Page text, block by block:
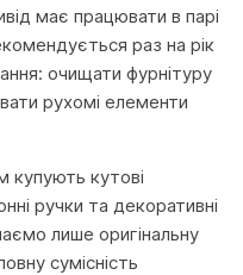
має працювати в парі
раз на рік
очищати фурнітуру
рухомі елементи
купують кутові
ручки та декоративні
лише оригінальну
сумісність